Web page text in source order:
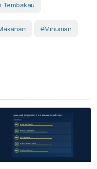
Tembakau
#Minuman